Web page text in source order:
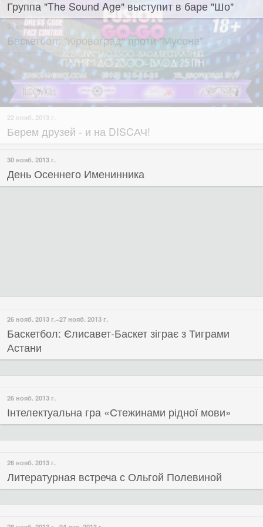
24 нояб. 2013 г.
Баскетбол: "Кіровоград" проти "Мусона"
22 нояб. 2013 г.
Берем друзей - и на DISCАЧ!
30 нояб. 2013 г.
День Осеннего Именинника
БК "Кіровоград" против БК "Донецьк-2"
29 нояб. 2013 г.